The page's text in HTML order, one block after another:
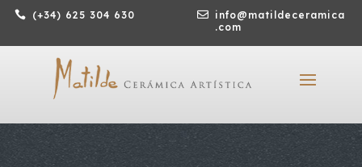
 (+34) 625 304 630 
info@matildeceramica
.com